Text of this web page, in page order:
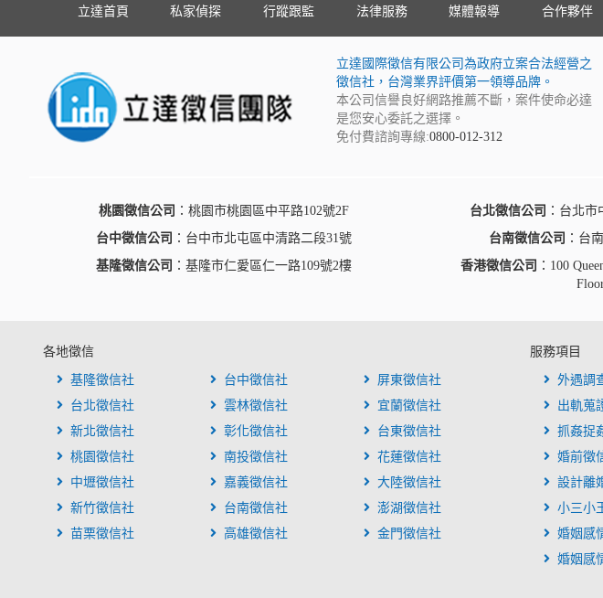
立達首頁 私家偵探 行蹤跟監 法律服務 媒體報導 合作夥伴
立達國際徵信有限公司為政府立案合法經營之
徵信社，台灣業界評價第一領導品牌。
本公司信譽良好網路推薦不斷，案件使命必達
是您安心委託之選擇。
免付費諮詢專線:0800-012-312
桃園徵信公司 ：桃園市桃園區中平路102號2F 台北徵信公司 ：台北
台中徵信公司 ：台中市北屯區中清路二段31號 台南徵信公司 ：台
基隆徵信公司 ：基隆市仁愛區仁一路109號2樓 香港徵信公司 ：100
各地徵信
基隆徵信社
台北徵信社
新北徵信社
桃園徵信社
中壢徵信社
新竹徵信社
苗栗徵信社
台中徵信社
雲林徵信社
彰化徵信社
南投徵信社
嘉義徵信社
台南徵信社
高雄徵信社
屏東徵信社
宜蘭徵信社
台東徵信社
花蓮徵信社
大陸徵信社
澎湖徵信社
金門徵信社
服務項目
外遇調
出軌蒐
抓姦捉
婚前徵
設計離
小三小
婚姻感
婚姻感